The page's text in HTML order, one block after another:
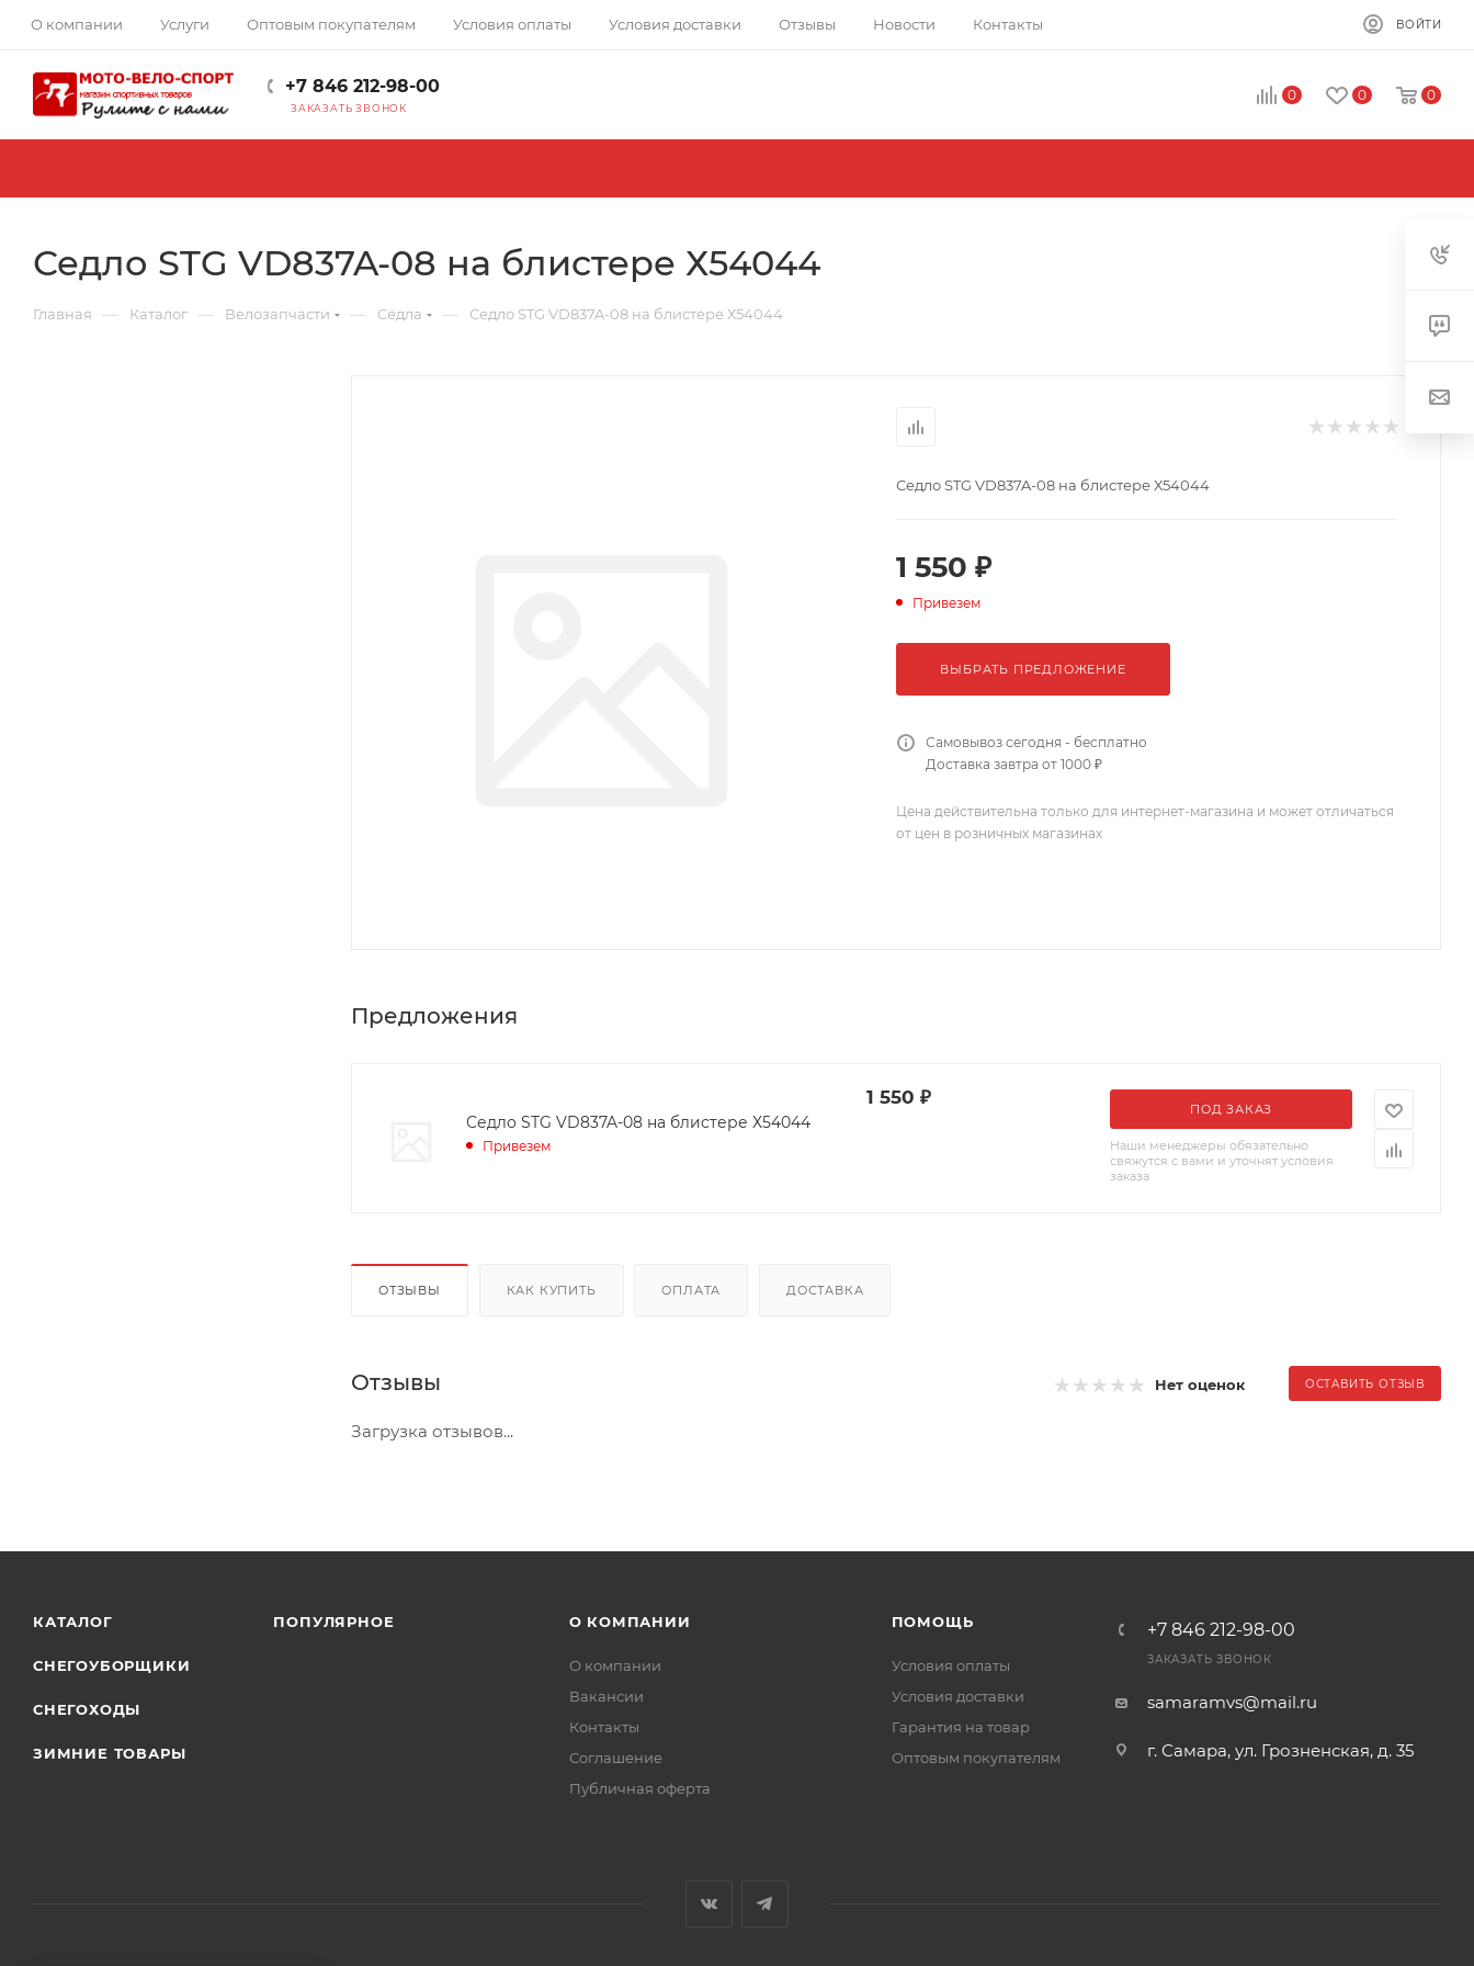
О компании Услуги Оптовым покупателям Условия оплаты Условия доставки Отзывы Новости Контакты ВОЙТИ
+7 846 212-98-00
ЗАКАЗАТЬ ЗВОНОК
0 0 0
Седло STG VD837A-08 на блистере Х54044
Главная — Каталог — Велозапчасти — Сёдла — Седло STG VD837A-08 на блистере Х54044
Седло STG VD837A-08 на блистере Х54044
1 550 ₽
Привезем
ВЫБРАТЬ ПРЕДЛОЖЕНИЕ
Самовывоз сегодня - бесплатно
Доставка завтра от 1000 ₽
Цена действительна только для интернет-магазина и может отличаться
от цен в розничных магазинах
Предложения
Седло STG VD837A-08 на блистере Х54044
Привезем
1 550 ₽
ПОД ЗАКАЗ
Наши менеджеры обязательно
свяжутся с вами и уточнят условия
заказа
ОТЗЫВЫ КАК КУПИТЬ ОПЛАТА ДОСТАВКА
Отзывы Нет оценок ОСТАВИТЬ ОТЗЫВ
Загрузка отзывов...
КАТАЛОГ
СНЕГОУБОРЩИКИ
СНЕГОХОДЫ
ЗИМНИЕ ТОВАРЫ
ПОПУЛЯРНОЕ О КОМПАНИИ
О компании
Вакансии
Контакты
Соглашение
Публичная оферта
ПОМОЩЬ
Условия оплаты
Условия доставки
Гарантия на товар
Оптовым покупателям
+7 846 212-98-00
ЗАКАЗАТЬ ЗВОНОК
samaramvs@mail.ru
г. Самара, ул. Грозненская, д. 35